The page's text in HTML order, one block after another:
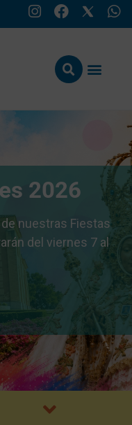
2026
nuestras Fiestas
del viernes 7 al